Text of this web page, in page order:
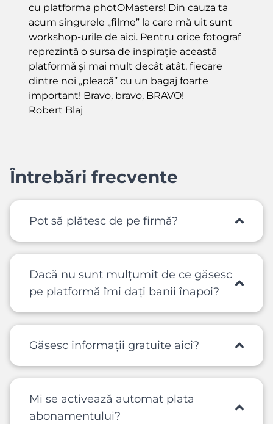
cu platforma photOMasters! Din cauza ta
acum singurele „filme” la care mă uit sunt
workshop-urile de aici. Pentru orice fotograf
reprezintă o sursa de inspirație această
platformă și mai mult decât atât, fiecare
dintre noi „pleacă” cu un bagaj foarte
important! Bravo, bravo, BRAVO!
Robert Blaj
Întrebări frecvente
Pot să plătesc de pe firmă?
Dacă nu sunt mulțumit de ce găsesc
pe platformă îmi dați banii înapoi?
Găsesc informații gratuite aici?
Mi se activează automat plata
abonamentului?